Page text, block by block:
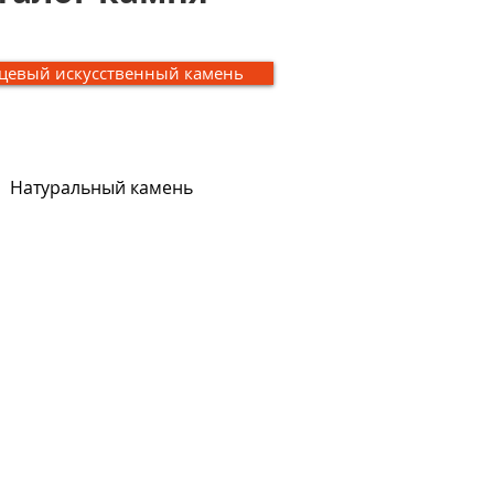
искусственный камень
Натуральный камень